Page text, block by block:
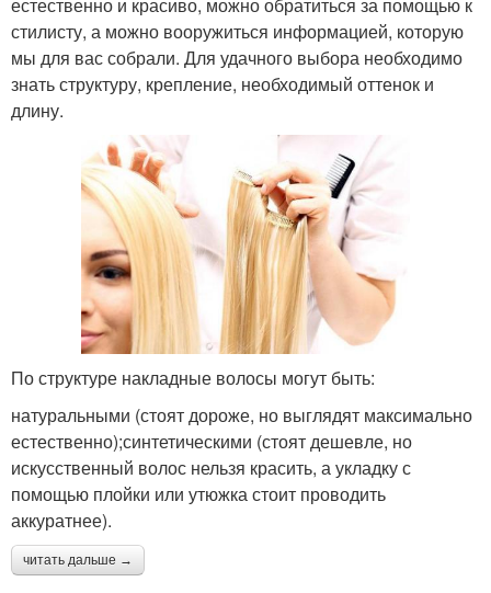
стилисту, а можно вооружиться информацией, которую
мы для вас собрали. Для удачного выбора необходимо
знать структуру, крепление, необходимый оттенок и
длину.
По структуре накладные волосы могут быть:
натуральными (стоят дороже, но выглядят максимально
естественно);синтетическими (стоят дешевле, но
искусственный волос нельзя красить, а укладку с
помощью плойки или утюжка стоит проводить
аккуратнее).
читать дальше →